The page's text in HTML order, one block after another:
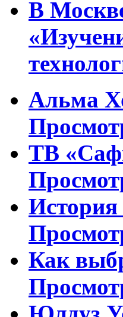
В
Альма
ТВ
Как